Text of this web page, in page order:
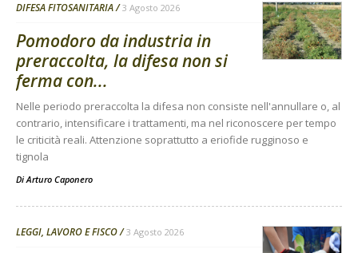
DIFESA FITOSANITARIA 3 Agosto 2026
Pomodoro da industria in
preraccolta, la difesa non si
ferma con...
Nelle periodo preraccolta la difesa non consiste nell'annullare o, al
contrario, intensificare i trattamenti, ma nel riconoscere per tempo
le criticità reali. Attenzione soprattutto a eriofide rugginoso e
tignola
DiArturo Caponero
LEGGI, LAVORO E FISCO 3 Agosto 2026